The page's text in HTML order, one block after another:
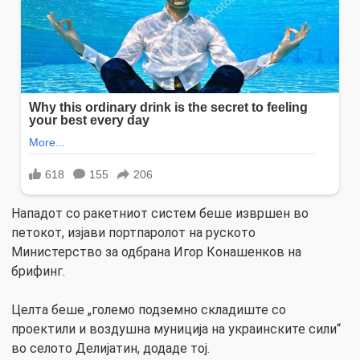
Нападот со ракетниот систем беше извршен во
петокот, изјави портпаролот на руското
Министерство за одбрана Игор Конашенков на
брифинг.
Целта беше „големо подземно складиште со
проектили и воздушна муниција на украинските сили“
во селото Делијатин, додаде тој.